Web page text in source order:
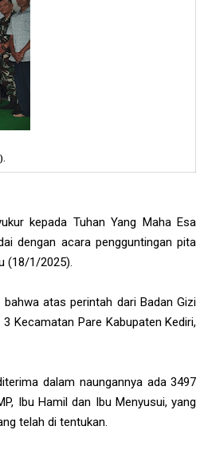
kepada Tuhan Yang Maha Esa
dengan acara pengguntingan pita
(18/1/2025).
atas perintah dari Badan Gizi
Kecamatan Pare Kabupaten Kediri,
dalam naungannya ada 3497
Ibu Hamil dan Ibu Menyusui, yang
telah di tentukan.